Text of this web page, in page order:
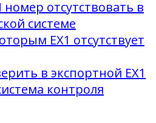
отсутствовать в
системе
EX1 отсутствует
в экспортной EX1
контроля